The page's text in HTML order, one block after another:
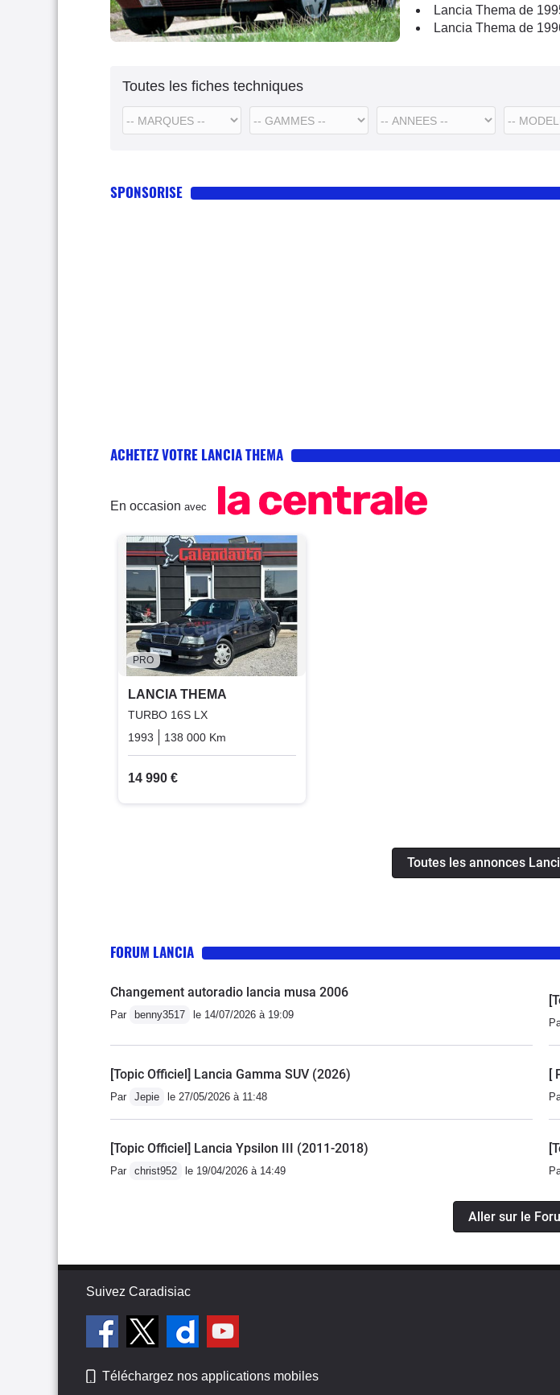
Lancia Thema de
Lancia Thema de
Toutes les fiches techniques
SPONSORISE
ACHETEZ VOTRE LANCIA THEMA
En occasion avec
PRO
LANCIA THEMA
TURBO 16S LX
1993
138 000 Km
14 990 €
Toutes les annonces
FORUM LANCIA
Changement autoradio lancia musa 2006
Par benny3517 le 14/07/2026 à 19:09
[Topic Officiel] Lancia Gamma SUV (2026)
Par Jepie le 27/05/2026 à 11:48
[
[Topic Officiel] Lancia Ypsilon III (2011-2018)
Par christ952 le 19/04/2026 à 14:49
Aller sur le
Suivez Caradisiac
Téléchargez nos applications mobiles